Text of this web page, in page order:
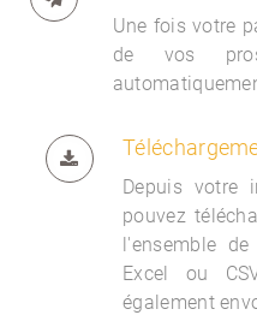
Une fois votre
de vos
Depuis votre
pouvez
l'ensemble
Excel ou
également